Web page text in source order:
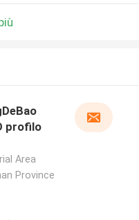
profilo
Area
Province